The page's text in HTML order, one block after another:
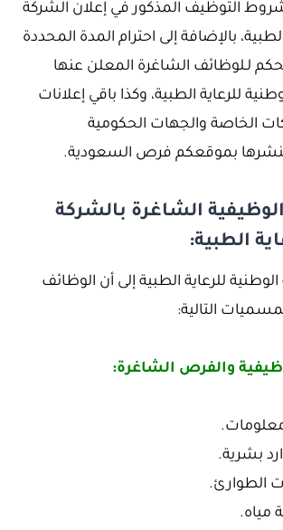
شروط التوظيف المذكور في إعلان الشركة
بالإضافة إلى احترام المدة المحددة
لـلوظائف الشاغرة المعلن عنها
للرعاية الطبية، وكذا باقي إعلانات
الخاصة والجهات الحكومية
ننشرها بموقعكم فرص السعودية.
الشاغرة بالشركة
الطبية:
للرعاية الطبية إلى أن الوظائف
التالية:
والفرص الشاغرة:
بشرية.
الطوارئ.
مياه.